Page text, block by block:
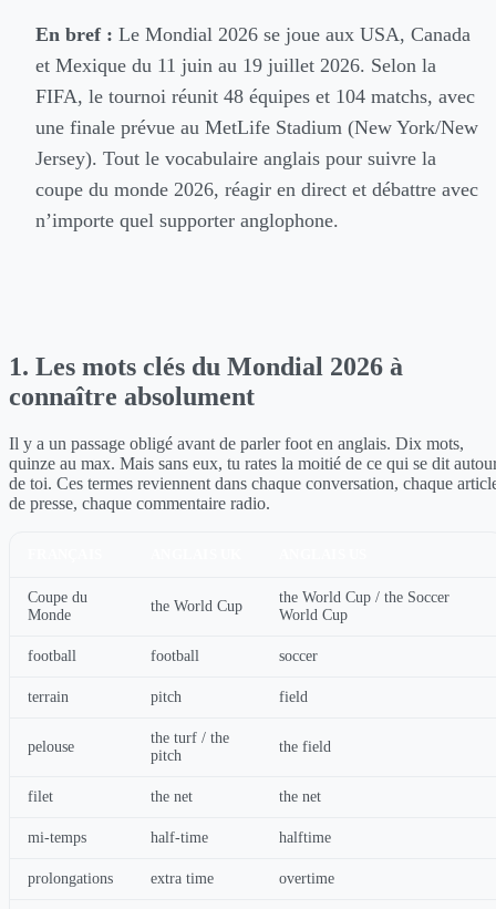
En bref : Le Mondial 2026 se joue aux USA, Canada
et Mexique du 11 juin au 19 juillet 2026. Selon la
FIFA, le tournoi réunit 48 équipes et 104 matchs, avec
une finale prévue au MetLife Stadium (New York/New
Jersey). Tout le vocabulaire anglais pour suivre la
coupe du monde 2026, réagir en direct et débattre avec
n’importe quel supporter anglophone.
1. Les mots clés du Mondial 2026 à
connaître absolument
Il y a un passage obligé avant de parler foot en anglais. Dix mots,
quinze au max. Mais sans eux, tu rates la moitié de ce qui se dit
de toi. Ces termes reviennent dans chaque conversation, chaque
de presse, chaque commentaire radio.
Coupe du
Monde
the World Cup
the World Cup / the Soccer
World Cup
football football soccer
terrain pitch field
pelouse
the turf / the
pitch
the field
filet the net the net
mi-temps half-time halftime
prolongations extra time overtime